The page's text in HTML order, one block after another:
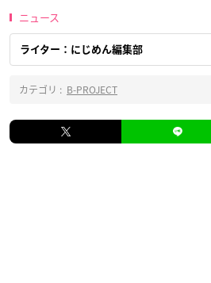
ニュース
ライター：にじめん編集部
カテゴリ : B-PROJECT